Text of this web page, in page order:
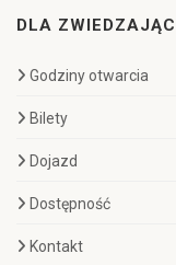
DLA
Godziny otwarcia
Bilety
Dojazd
Dostępność
Kontakt